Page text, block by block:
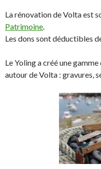
La rénovation de Volta est
Patrimoine.
Les dons sont déductibles
Le Yoling a créé une
autour de Volta : gravures,